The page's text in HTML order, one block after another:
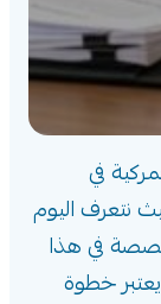
في
نتعرف اليوم
في هذا
خطوة